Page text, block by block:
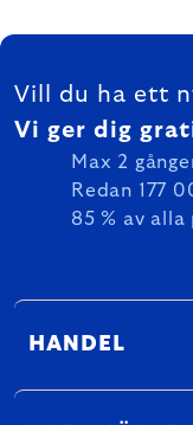
FOOTER
Vill du ha ett
Vi ger dig
Max 2
Redan 177
85 % av
HANDEL